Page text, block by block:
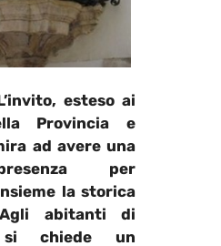
esteso ai
Provincia e
ad avere una
per
la storica
abitanti di
si chiede un